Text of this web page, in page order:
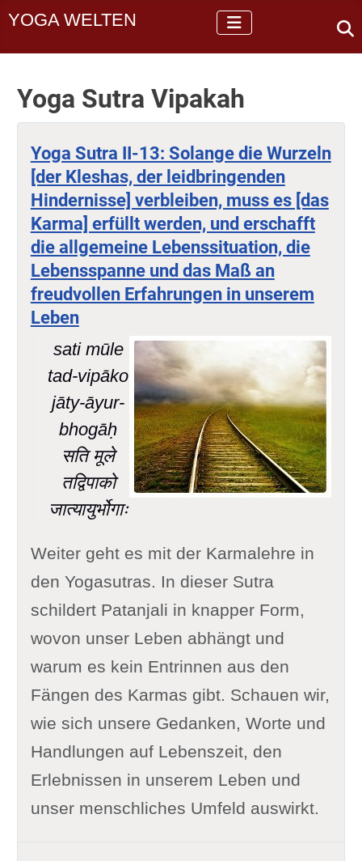
YOGA WELTEN
Yoga Sutra Vipakah
Yoga Sutra II-13: Solange die Wurzeln
[der Kleshas, der leidbringenden
Hindernisse] verbleiben, muss es [das
Karma] erfüllt werden, und erschafft
die allgemeine Lebenssituation, die
Lebensspanne und das Maß an
freudvollen Erfahrungen in unserem
Leben
sati mūle
tad-vipāko
jāty-āyur-
bhogāḥ
सति मूले
तद्विपाको
जात्यायुर्भोगाः
Weiter geht es mit der Karmalehre in
den Yogasutras. In dieser Sutra
schildert Patanjali in knapper Form,
wovon unser Leben abhängt und
warum es kein Entrinnen aus den
Fängen des Karmas gibt. Schauen wir,
wie sich unsere Gedanken, Worte und
Handlungen auf Lebenszeit, den
Erlebnissen in unserem Leben und
unser menschliches Umfeld auswirkt.